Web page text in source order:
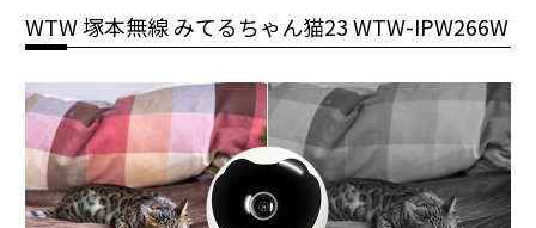
WTW 塚本無線 みてるちゃん猫23 WTW-IPW266W